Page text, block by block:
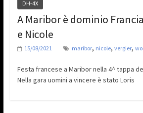
DH-4X
A Maribor è dominio
e Nicole
15/08/2021 maribor, nicole, vergier,
Festa francese a Maribor nella 4^ tappa
Nella gara uomini a vincere è stato Loris